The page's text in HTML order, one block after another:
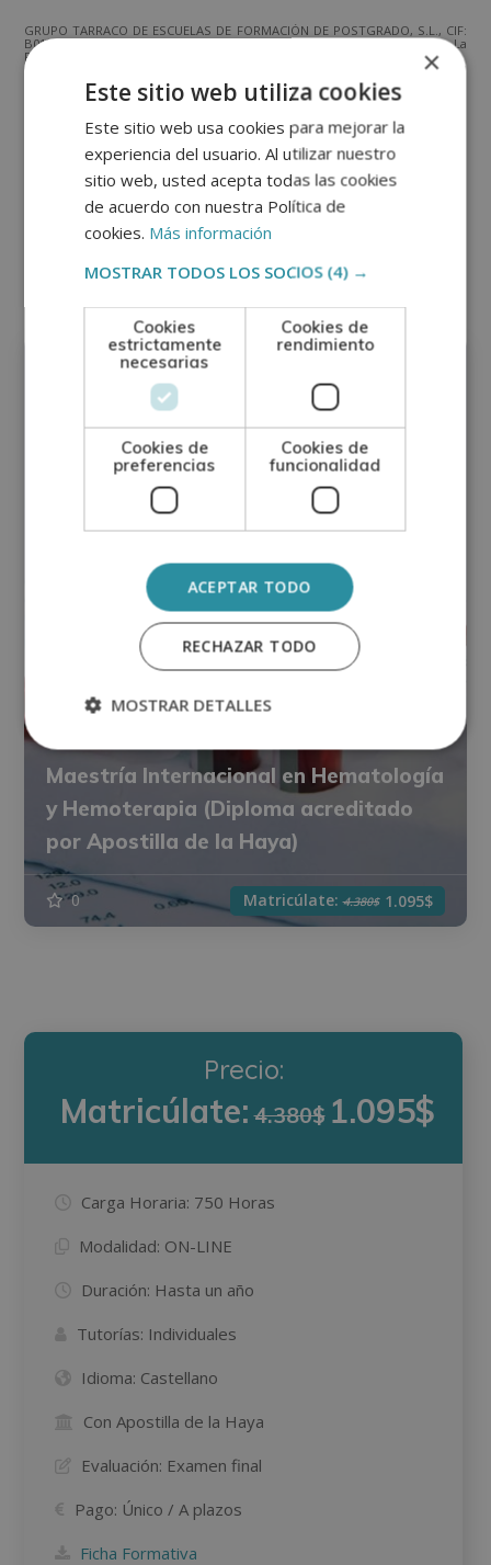
GRUPO TARRACO DE ESCUELAS DE FORMACIÓN DE POSTGRADO, S.L., CIF:
B01589969, Domicilio: C/ Amadeu Vives, 5, Bloque 1 - Bajo C, 43481, La
Pineda, Tarragona.
Finalidad del Tratamiento: Tratamos la información que nos facilita con el
fin de enviarle correos electrónicos de tipo comercial relacionado con
los productos ofrecidos y otros tipo de productos que fueran de su
Legitimación del tratamiento: Consentimiento del interesado.
Derechos: Puede ejercitar sus derechos identificándose suficientemente,
dirigiéndose a la dirección direccion@grupotarraco.com.
Para más información consulte nuestra Política de Privacidad.
Desea recibir información comercial (vía telefónica y/o email):
Alternative:
Otras titulaciones
Laboratorio
Maestría Internacional en Hematología
y Hemoterapia (Diploma acreditado
por Apostilla de la Haya)
0 Matricúlate:4.380$ 1.095$
Precio:
Matricúlate:4.380$ 1.095$
Carga Horaria: 750 Horas
Modalidad: ON-LINE
Duración: Hasta un año
Tutorías: Individuales
Idioma: Castellano
Con Apostilla de la Haya
Evaluación: Examen final
Pago: Único / A plazos
Ficha Formativa
×
Este sitio web utiliza cookies
Este sitio web usa cookies para mejorar la
experiencia del usuario. Al utilizar nuestro
sitio web, usted acepta todas las cookies
de acuerdo con nuestra Política de
cookies. Más información
MOSTRAR TODOS LOS SOCIOS (4) →
Cookies
estrictamente
necesarias
Cookies de
rendimiento
Cookies de
preferencias
Cookies de
funcionalidad
ACEPTAR TODO
RECHAZAR TODO
MOSTRAR DETALLES